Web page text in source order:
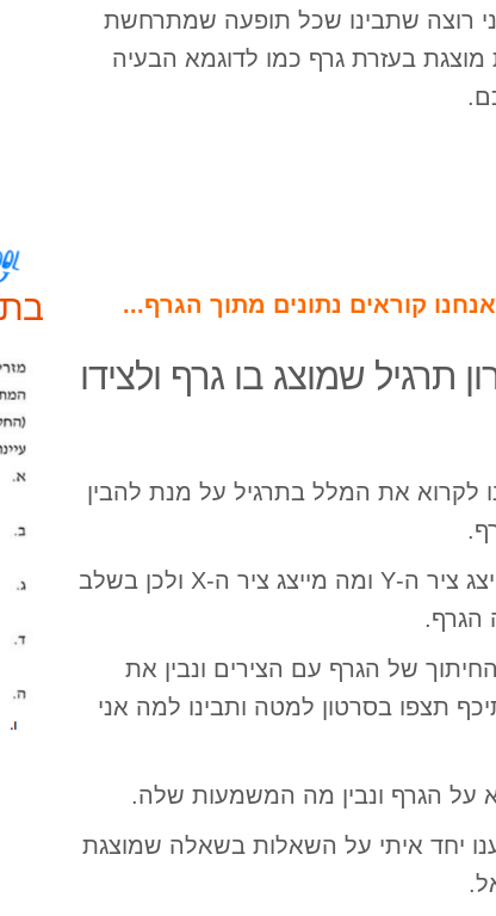
רוצה שתבינו שכל תופעה שמתרחשת
מוצגת בעזרת גרף כמו לדוגמא הבעיה
אנחנו קוראים נתונים מתוך הגרף...
תרגיל שמוצג בו גרף ולצידו
לקרוא את המלל בתרגיל על מנת להבין
עלינו להבין מה מייצג ציר ה-Y ומה מייצג ציר ה-X ולכן בשלב
הגרף.
של הגרף עם הצירים ונבין את
תצפו בסרטון למטה ותבינו למה אני
על הגרף ונבין מה המשמעות שלה.
יחד איתי על השאלות בשאלה שמוצגת